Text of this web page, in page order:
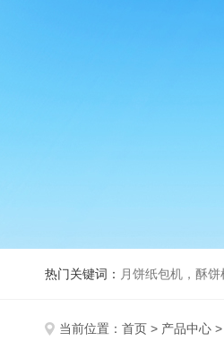
热门关键词： 月饼纸包机，酥饼机
当前位置： 首页 > 产品中心